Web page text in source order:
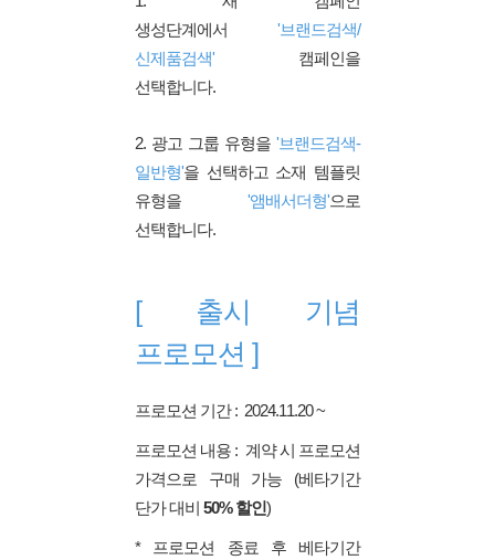
생성단계에서 '브랜드검색/
신제품검색' 캠페인을
선택합니다.
2. 광고 그룹 유형을 '브랜드검색-
일반형'을 선택하고 소재 템플릿
유형을 '앰배서더형'으로
선택합니다.
[ 출시 기념
프로모션 ]
프로모션 기간 : 2024.11.20 ~
프로모션 내용 : 계약 시 프로모션
가격으로 구매 가능 (베타기간
단가 대비50% 할인)
* 프로모션 종료 후 베타기간